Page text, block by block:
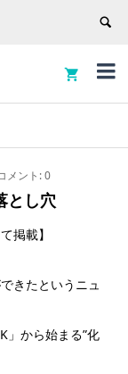


メント:0
とし穴
掲載】
きたというニュ
」から始まる”化